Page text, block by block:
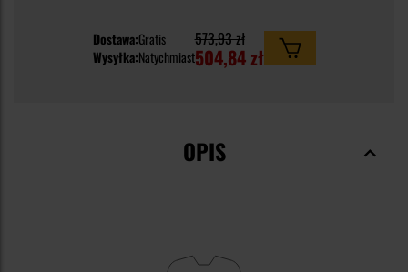
Dostawa:Gratis
Wysyłka:Natychmiast
573,93 zł
504,84 zł
OPIS